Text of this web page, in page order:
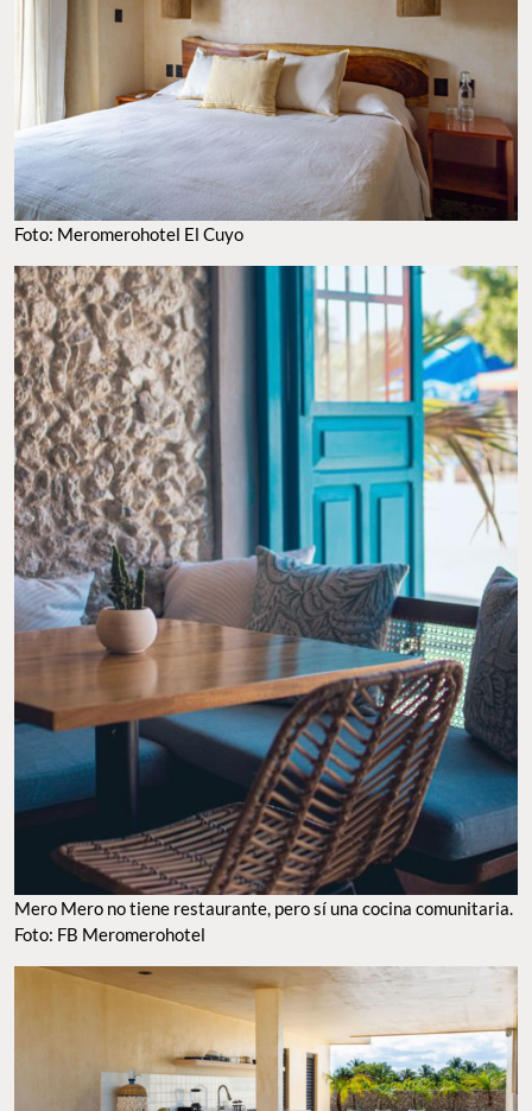
Foto: Meromerohotel El Cuyo
Mero Mero no tiene restaurante, pero sí una cocina comunitaria.
Foto: FB Meromerohotel